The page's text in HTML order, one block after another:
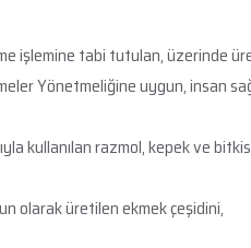
işlemine tabi tutulan, üzerinde
Yönetmeliğine uygun, insan
kullanılan razmol, kepek ve
olarak üretilen ekmek çeşidini,